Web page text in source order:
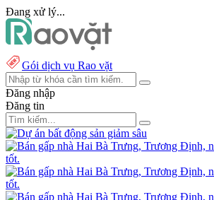
Đang xử lý...
Gói dịch vụ Rao vặt
Đăng nhập
Đăng tin